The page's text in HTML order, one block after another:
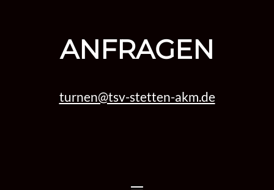
ANFRAGEN
turnen@tsv-stetten-akm.de